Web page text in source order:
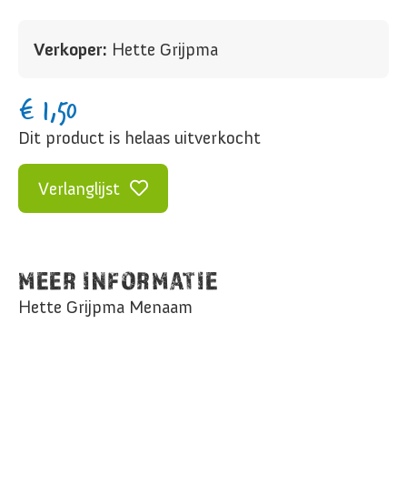
Verkoper: Hette Grijpma
€ 1,50
Dit product is helaas uitverkocht
Verlanglijst
MEER INFORMATIE
Hette Grijpma Menaam